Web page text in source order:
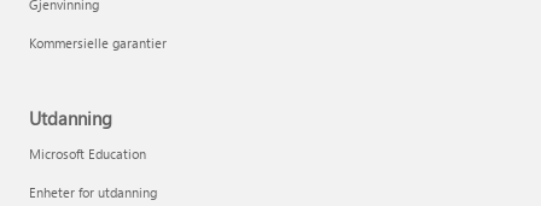
Gjenvinning
Kommersielle garantier
Utdanning
Microsoft Education
Enheter for utdanning